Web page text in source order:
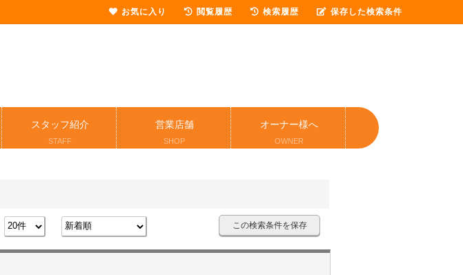
スタッフ紹介
STAFF
営業店舗
SHOP
オーナー様へ
OWNER
この検索条件を保存
お気に入り 閲覧履歴 検索履歴 保存した検索条件